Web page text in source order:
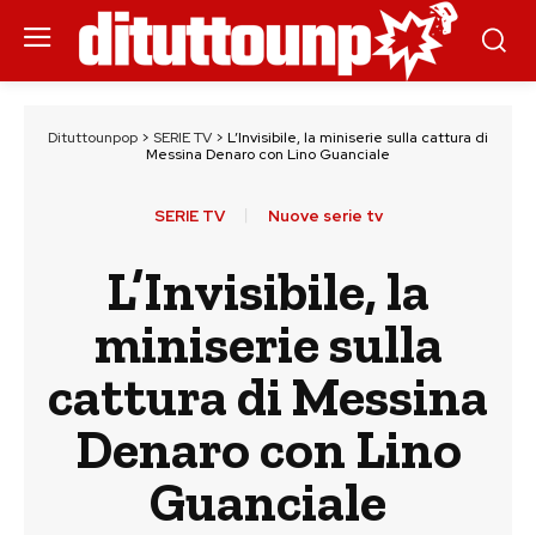
Dituttounpop > SERIE TV > L’Invisibile, la miniserie sulla cattura di
Messina Denaro con Lino Guanciale
SERIE TV Nuove serie tv
L’Invisibile, la
miniserie sulla
cattura di Messina
Denaro con Lino
Guanciale